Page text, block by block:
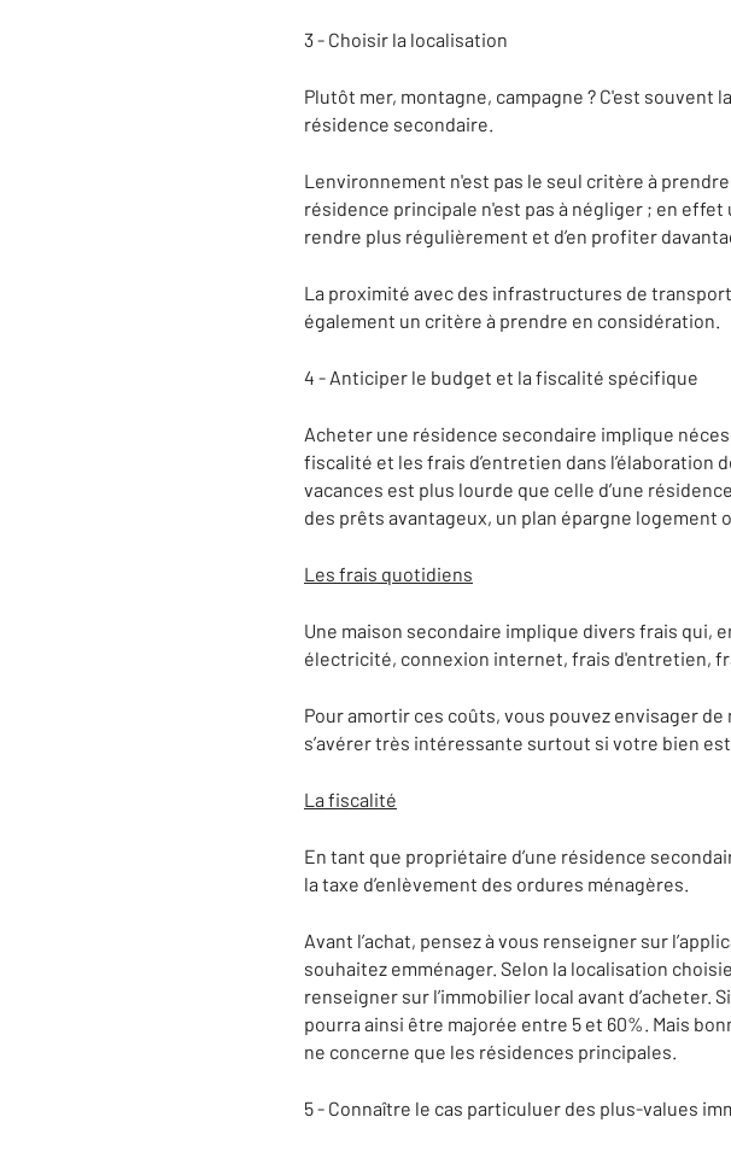
3 - Choisir la localisation
Plutôt mer, montagne, campagne ? C'est souvent
résidence secondaire.
Lenvironnement n'est pas le seul critère à
résidence principale n'est pas à négliger ; en
rendre plus régulièrement et d’en profiter
La proximité avec des infrastructures de
également un critère à prendre en considération.
4 - Anticiper le budget et la fiscalité spécifique
Acheter une résidence secondaire implique
fiscalité et les frais d’entretien dans l’élaboration
vacances est plus lourde que celle d’une
des prêts avantageux, un plan épargne logement
Les frais quotidiens
Une maison secondaire implique divers frais
électricité, connexion internet, frais d'entretien,
Pour amortir ces coûts, vous pouvez envisager
s’avérer très intéressante surtout si votre bien
La fiscalité
En tant que propriétaire d’une résidence
la taxe d’enlèvement des ordures ménagères.
Avant l’achat, pensez à vous renseigner sur
souhaitez emménager. Selon la localisation
renseigner sur l’immobilier local avant d’acheter.
pourra ainsi être majorée entre 5 et 60%. Mais
ne concerne que les résidences principales.
5 - Connaître le cas particuluer des plus-values